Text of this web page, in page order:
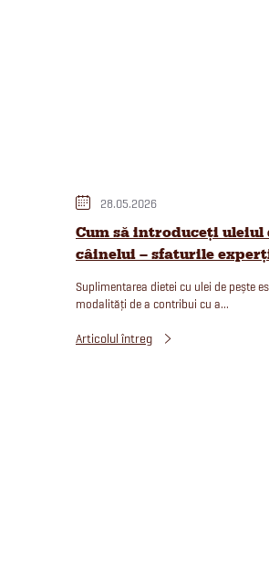
28.05.2026
Cum să introduceți uleiul
câinelui – sfaturile
Suplimentarea dietei cu ulei de pește
modalități de a contribui cu a...
Articolul întreg